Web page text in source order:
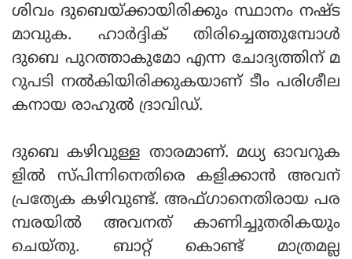
ശിവം ദുബെയ്ക്കായിരിക്കും സ്ഥാനം നഷ്ട
മാവുക. ഹാര്‍ദ്ദിക് തിരിച്ചെത്തുമ്പോള്‍
ദുബെ പുറത്താകുമോ എന്ന ചോദ്യത്തിന് മ
റുപടി നല്‍കിയിരിക്കുകയാണ് ടീം പരിശീല
കനായ രാഹുല്‍ ദ്രാവിഡ്.
ദുബെ കഴിവുള്ള താരമാണ്. മധ്യ ഓവറുക
ളില്‍ സ്പിന്നിനെതിരെ കളിക്കാന്‍ അവന്
പ്രത്യേക കഴിവുണ്ട്. അഫ്ഗാനെതിരായ പര
മ്പരയില്‍ അവനത് കാണിച്ചുതരികയും
ചെയ്തു. ബാറ്റ് കൊണ്ട് മാത്രമല്ല